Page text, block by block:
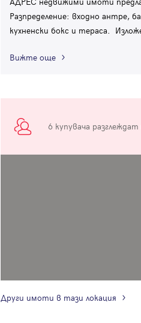
Разпределение: входно антре,
кухненски бокс и тераса.
Вижте още
6 купувача
Други имоти в тази локация